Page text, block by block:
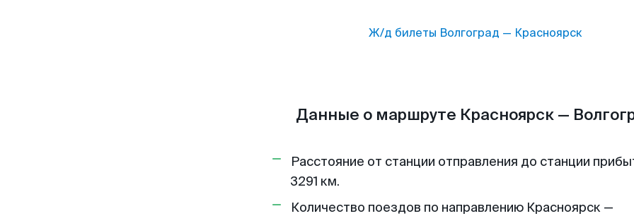
Ж/д билеты Волгоград — Красноярск
Данные о маршруте Красноярск —
Расстояние от станции отправления до станции
3291 км.
Количество поездов по направлению Красноярск —